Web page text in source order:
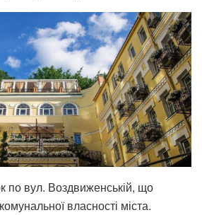
по вул. Воздвиженській, що
власності міста.